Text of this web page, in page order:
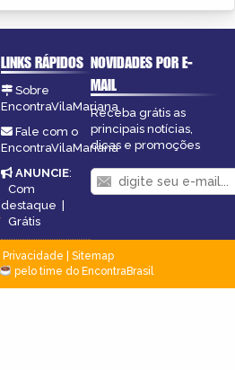
LINKS RÁPIDOS
Sobre
EncontraVilaMariana
Fale com o
EncontraVilaMariana
ANUNCIE:
Com
destaque |
Grátis
NOVIDADES POR E-
MAIL
Receba grátis as
principais notícias,
dicas e promoções
Privacidade
Sitemap
pelo time do EncontraBrasil